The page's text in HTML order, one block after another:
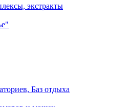
экстракты
Баз отдыха